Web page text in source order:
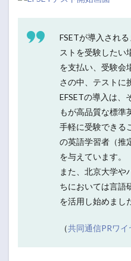
FSETが導入され
ストを受験したい
を支払い、受験会
さの中、テストに
EFSETの導入は、
もが高品質な標準
手軽に受験できる
の英語学習者（推
を与えています。
また、北京大学や
ちにおいては言語
を活用し始めまし
（共同通信PRワイ